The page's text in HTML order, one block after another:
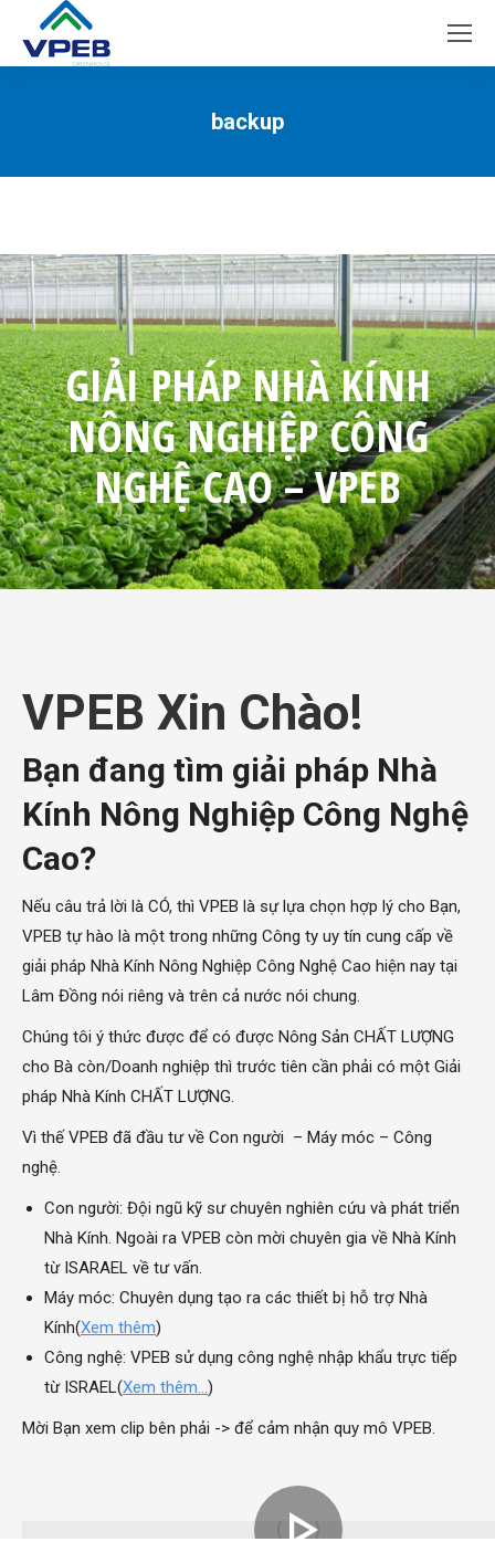
backup
GIẢI PHÁP NHÀ KÍNH
NÔNG NGHIỆP CÔNG
NGHỆ CAO – VPEB
VPEB Xin Chào!
Bạn đang tìm giải pháp Nhà
Kính Nông Nghiệp Công Nghệ
Cao?
Nếu câu trả lời là CÓ, thì VPEB là sự lựa chọn hợp lý cho Bạn,
VPEB tự hào là một trong những Công ty uy tín cung cấp về
giải pháp Nhà Kính Nông Nghiệp Công Nghệ Cao hiện nay tại
Lâm Đồng nói riêng và trên cả nước nói chung.
Chúng tôi ý thức được để có được Nông Sản CHẤT LƯỢNG
cho Bà còn/Doanh nghiệp thì trước tiên cần phải có một Giải
pháp Nhà Kính CHẤT LƯỢNG.
Vì thế VPEB đã đầu tư về Con người – Máy móc – Công
nghệ.
Con người: Đội ngũ kỹ sư chuyên nghiên cứu và phát triển
Nhà Kính. Ngoài ra VPEB còn mời chuyên gia về Nhà Kính
từ ISARAEL về tư vấn.
Máy móc: Chuyên dụng tạo ra các thiết bị hỗ trợ Nhà
Kính(Xem thêm)
Công nghệ: VPEB sử dụng công nghệ nhập khẩu trực tiếp
từ ISRAEL(Xem thêm…)
Mời Bạn xem clip bên phải -> để cảm nhận quy mô VPEB.